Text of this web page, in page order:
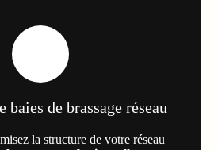
de brassage réseau
la structure de votre réseau